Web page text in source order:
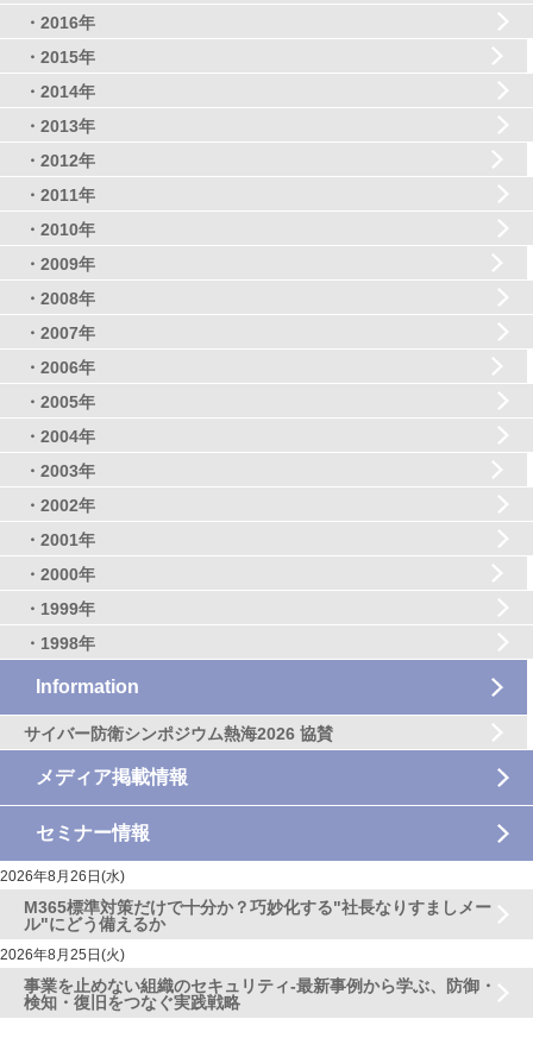
・2016年
・2015年
・2014年
・2013年
・2012年
・2011年
・2010年
・2009年
・2008年
・2007年
・2006年
・2005年
・2004年
・2003年
・2002年
・2001年
・2000年
・1999年
・1998年
Information
サイバー防衛シンポジウム熱海2026 協賛
メディア掲載情報
セミナー情報
2026年8月26日(水)
M365標準対策だけで十分か？巧妙化する"社長なりすましメー
ル"にどう備えるか
2026年8月25日(火)
事業を止めない組織のセキュリティ-最新事例から学ぶ、防御・
検知・復旧をつなぐ実践戦略